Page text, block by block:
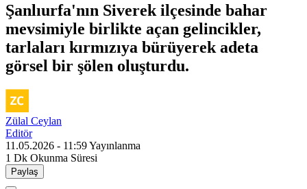
Şanlıurfa'nın Siverek ilçesinde bahar
mevsimiyle birlikte açan gelincikler,
tarlaları kırmızıya bürüyerek adeta
görsel bir şölen oluşturdu.
Zülal Ceylan
Editör
11.05.2026 - 11:59Yayınlanma
1 Dk Okunma Süresi
Paylaş